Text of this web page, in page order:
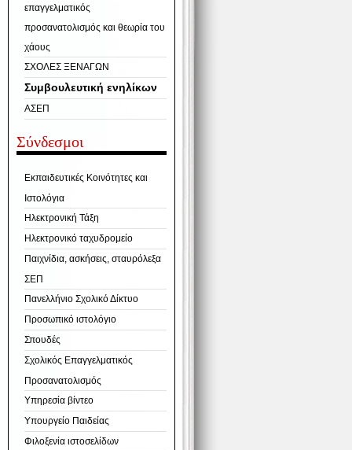
επαγγελματικός
προσανατολισμός και θεωρία του
χάους
ΣΧΟΛΕΣ ΞΕΝΑΓΩΝ
Συμβουλευτική ενηλίκων
ΑΣΕΠ
Σύνδεσμοι
Εκπαιδευτικές Κοινότητες και
Ιστολόγια
Ηλεκτρονική Τάξη
Ηλεκτρονικό ταχυδρομείο
Παιχνίδια, ασκήσεις, σταυρόλεξα
ΣΕΠ
Πανελλήνιο Σχολικό Δίκτυο
Προσωπικό ιστολόγιο
Σπουδές
Σχολικός Επαγγελματικός
Προσανατολισμός
Υπηρεσία βίντεο
Υπουργείο Παιδείας
Φιλοξενία ιστοσελίδων